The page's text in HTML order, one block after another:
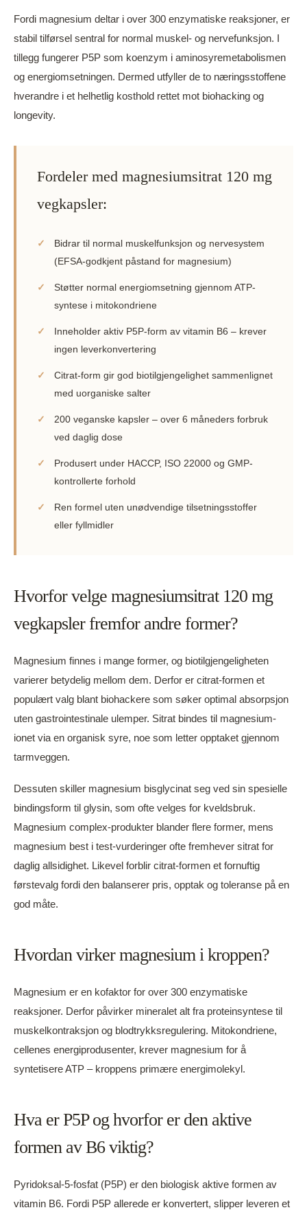
Fordi magnesium deltar i over 300 enzymatiske reaksjoner, er
stabil tilførsel sentral for normal muskel- og nervefunksjon. I
tillegg fungerer P5P som koenzym i aminosyremetabolismen
og energiomsetningen. Dermed utfyller de to næringsstoffene
hverandre i et helhetlig kosthold rettet mot biohacking og
longevity.
Fordeler med magnesiumsitrat 120 mg
vegkapsler:
✓
Bidrar til normal muskelfunksjon og nervesystem
(EFSA-godkjent påstand for magnesium)
✓
Støtter normal energiomsetning gjennom ATP-
syntese i mitokondriene
✓
Inneholder aktiv P5P-form av vitamin B6 – krever
ingen leverkonvertering
✓
Citrat-form gir god biotilgjengelighet sammenlignet
med uorganiske salter
✓
200 veganske kapsler – over 6 måneders forbruk
ved daglig dose
✓
Produsert under HACCP, ISO 22000 og GMP-
kontrollerte forhold
✓
Ren formel uten unødvendige tilsetningsstoffer
eller fyllmidler
Hvorfor velge magnesiumsitrat 120 mg
vegkapsler fremfor andre former?
Magnesium finnes i mange former, og biotilgjengeligheten
varierer betydelig mellom dem. Derfor er citrat-formen et
populært valg blant biohackere som søker optimal absorpsjon
uten gastrointestinale ulemper. Sitrat bindes til magnesium-
ionet via en organisk syre, noe som letter opptaket gjennom
tarmveggen.
Dessuten skiller magnesium bisglycinat seg ved sin spesielle
bindingsform til glysin, som ofte velges for kveldsbruk.
Magnesium complex-produkter blander flere former, mens
magnesium best i test-vurderinger ofte fremhever sitrat for
daglig allsidighet. Likevel forblir citrat-formen et fornuftig
førstevalg fordi den balanserer pris, opptak og toleranse på en
god måte.
Hvordan virker magnesium i kroppen?
Magnesium er en kofaktor for over 300 enzymatiske
reaksjoner. Derfor påvirker mineralet alt fra proteinsyntese til
muskelkontraksjon og blodtrykksregulering. Mitokondriene,
cellenes energiprodusenter, krever magnesium for å
syntetisere ATP – kroppens primære energimolekyl.
Hva er P5P og hvorfor er den aktive
formen av B6 viktig?
Pyridoksal-5-fosfat (P5P) er den biologisk aktive formen av
vitamin B6. Fordi P5P allerede er konvertert, slipper leveren et